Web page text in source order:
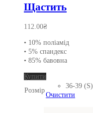
Щастить
112.00₴
• 10% поліамід
• 5% спандекс
• 85% бавовна
Купити
товар
має
Розмір
36-39 (S)
Очистити